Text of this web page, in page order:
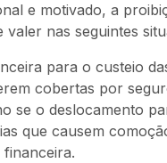
e motivado, a
nas seguintes
para o custeio
cobertas por
se o deslocamento
que causem